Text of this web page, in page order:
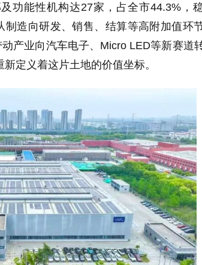
功能性机构达27家，占全市44.3%，
造向研发、销售、结算等高附加值环
产业向汽车电子、Micro LED等新赛道
定义着这片土地的价值坐标。